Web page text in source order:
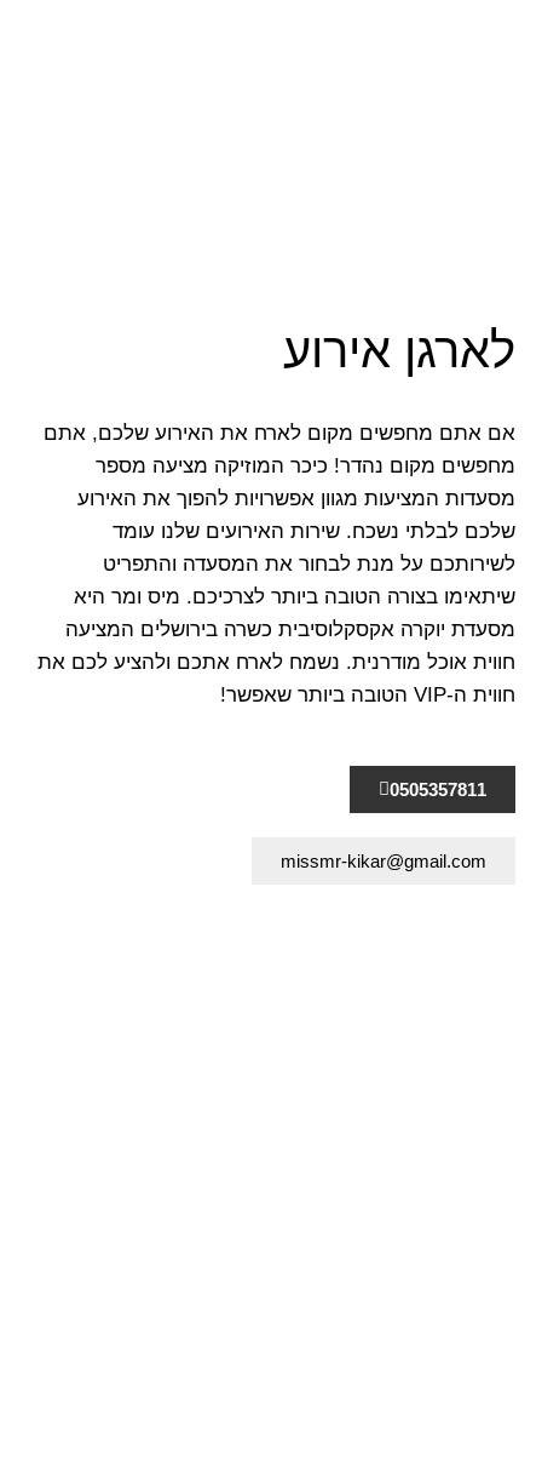
לארגן אירוע
אם אתם מחפשים מקום לארח את האירוע שלכם, אתם
מחפשים מקום נהדר! כיכר המוזיקה מציעה מספר
מסעדות המציעות מגוון אפשרויות להפוך את האירוע
שלכם לבלתי נשכח. שירות האירועים שלנו עומד
לשירותכם על מנת לבחור את המסעדה והתפריט
שיתאימו בצורה הטובה ביותר לצרכיכם. מיס ומר היא
מסעדת יוקרה אקסקלוסיבית כשרה בירושלים המציעה
חווית אוכל מודרנית. נשמח לארח אתכם ולהציע לכם את
חווית ה-VIP הטובה ביותר שאפשר!
0505357811
missmr-kikar@gmail.com